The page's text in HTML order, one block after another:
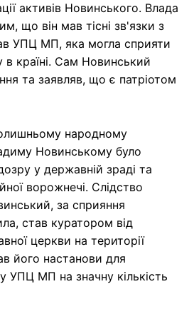
активів Новинського. Влада
що він мав тісні зв'язки з
УПЦ МП, яка могла сприяти
в країні. Сам Новинський
та заявляв, що є патріотом
народному
Новинському було
у державній зраді та
ворожнечі. Слідство
за сприяння
став куратором від
церкви на території
його настанови для
УПЦ МП на значну кількість